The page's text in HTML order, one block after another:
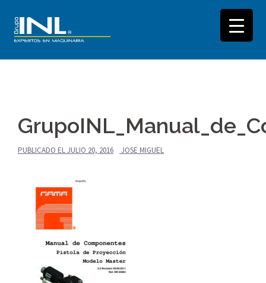
contenido
PUBLICADO ELJULIO 20, 2016 JOSE MIGUEL